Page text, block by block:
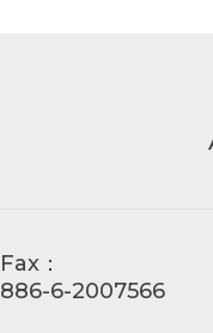
Fax：
886-6-2007566